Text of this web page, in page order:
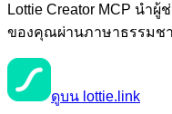
Lottie Creator MCP นำ
ของคุณผ่านภาษาธรรมช
ดูบน lottie.link